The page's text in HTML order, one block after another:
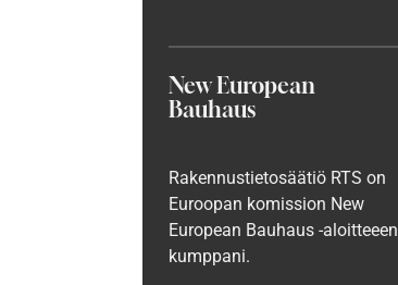
New European
Bauhaus
Rakennustietosäätiö RTS on
Euroopan komission New
European Bauhaus -aloitteeen
kumppani.